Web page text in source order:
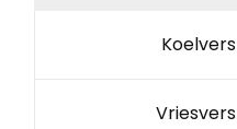
Koelvers
Vriesvers